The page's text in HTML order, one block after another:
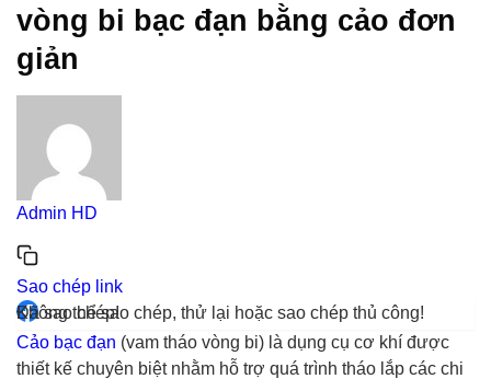
vòng bi bạc đạn bằng cảo đơn
giản
Admin HD
Sao chép link
Đã sao chép!
Không thể sao chép, thử lại hoặc sao chép thủ công!
Cảo bạc đạn (vam tháo vòng bi) là dụng cụ cơ khí được
thiết kế chuyên biệt nhằm hỗ trợ quá trình tháo lắp các chi